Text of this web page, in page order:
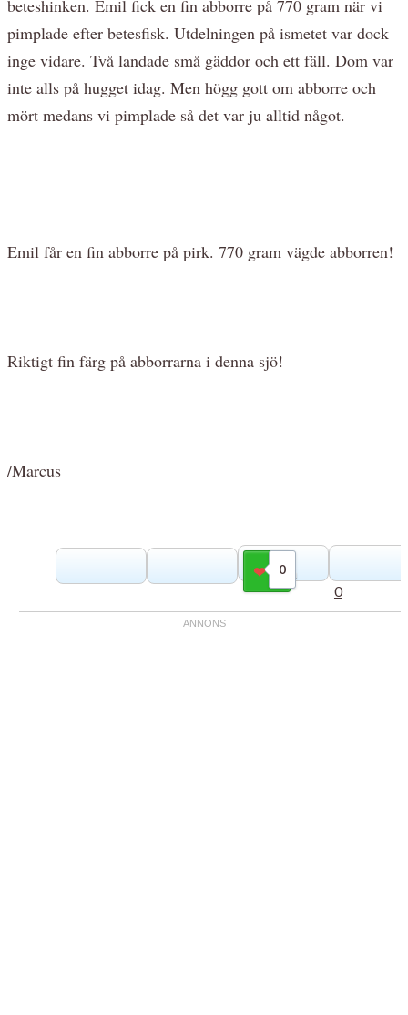
beteshinken. Emil fick en fin abborre på 770 gram när vi
pimplade efter betesfisk. Utdelningen på ismetet var dock
inge vidare. Två landade små gäddor och ett fäll. Dom var
inte alls på hugget idag. Men högg gott om abborre och
mört medans vi pimplade så det var ju alltid något.
Emil får en fin abborre på pirk. 770 gram vägde abborren!
Riktigt fin färg på abborrarna i denna sjö!
/Marcus
0
Gilla
0